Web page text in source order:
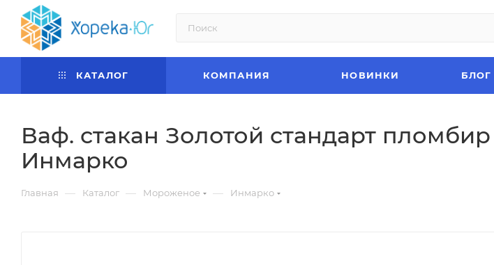
КАТАЛОГ КОМПАНИЯ НОВИНКИ БЛОГ
Ваф. стакан Золотой стандарт
Инмарко
Главная — Каталог — Мороженое — Инмарко